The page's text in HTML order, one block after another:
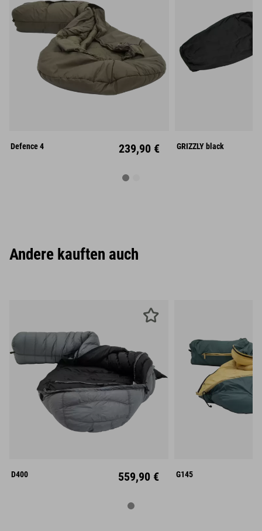
Defence 4 239,90 € GRIZZLY black
Andere kauften auch
Rechts
D400 559,90 € G145